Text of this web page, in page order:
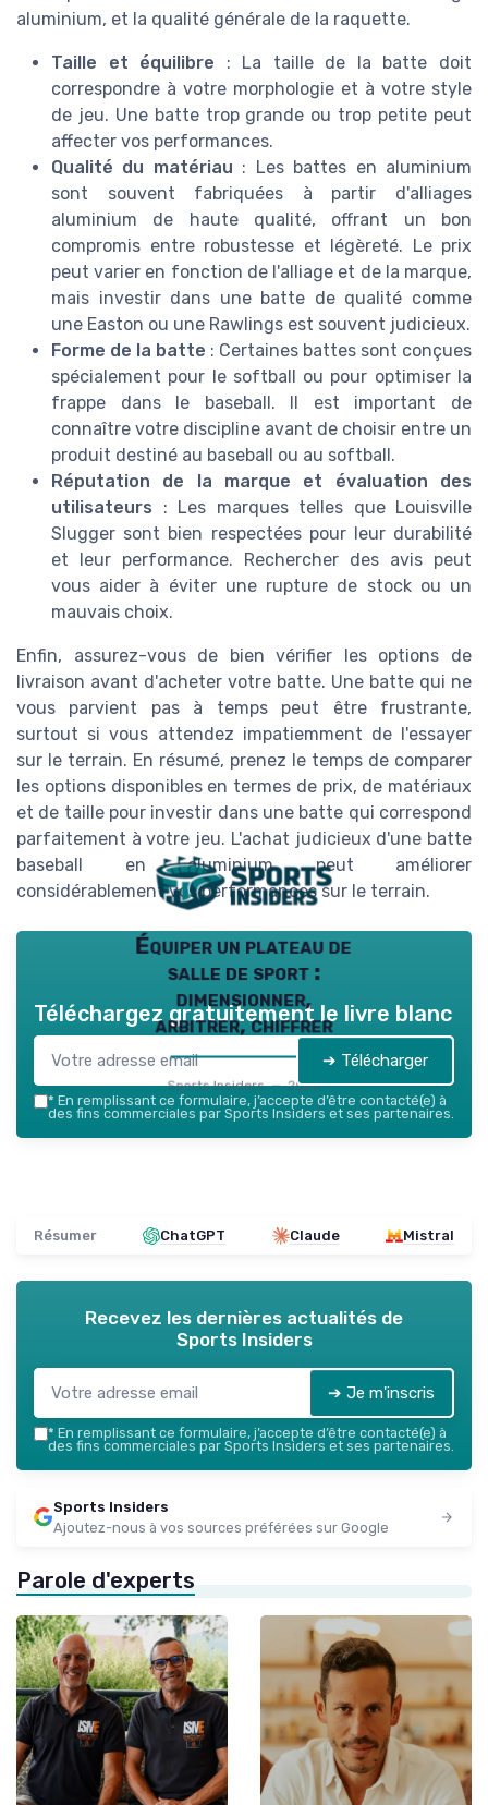
aluminium, et la qualité générale de la raquette.
Taille et équilibre : La taille de la batte doit
correspondre à votre morphologie et à votre style
de jeu. Une batte trop grande ou trop petite peut
affecter vos performances.
Qualité du matériau : Les battes en aluminium
sont souvent fabriquées à partir d'alliages
aluminium de haute qualité, offrant un bon
compromis entre robustesse et légèreté. Le prix
peut varier en fonction de l'alliage et de la marque,
mais investir dans une batte de qualité comme
une Easton ou une Rawlings est souvent judicieux.
Forme de la batte : Certaines battes sont conçues
spécialement pour le softball ou pour optimiser la
frappe dans le baseball. Il est important de
connaître votre discipline avant de choisir entre un
produit destiné au baseball ou au softball.
Réputation de la marque et évaluation des
utilisateurs : Les marques telles que Louisville
Slugger sont bien respectées pour leur durabilité
et leur performance. Rechercher des avis peut
vous aider à éviter une rupture de stock ou un
mauvais choix.
Enfin, assurez-vous de bien vérifier les options de
livraison avant d'acheter votre batte. Une batte qui ne
vous parvient pas à temps peut être frustrante,
surtout si vous attendez impatiemment de l'essayer
sur le terrain. En résumé, prenez le temps de comparer
les options disponibles en termes de prix, de matériaux
et de taille pour investir dans une batte qui correspond
parfaitement à votre jeu. L'achat judicieux d'une batte
baseball en aluminium peut améliorer
considérablement vos performances sur le terrain.
Équiper un plateau de
salle de sport :
dimensionner,
arbitrer, chiffrer
Sports Insiders — 2026
Téléchargez gratuitement le livre blanc
➔ Télécharger
* En remplissant ce formulaire, j’accepte d’être contacté(e) à
des fins commerciales par Sports Insiders et ses partenaires.
Résumer ChatGPT Claude Mistral
Recevez les dernières actualités de
Sports Insiders
➔ Je m'inscris
* En remplissant ce formulaire, j’accepte d’être contacté(e) à
des fins commerciales par Sports Insiders et ses partenaires.
Sports Insiders
Ajoutez-nous à vos sources préférées sur Google
Parole d'experts